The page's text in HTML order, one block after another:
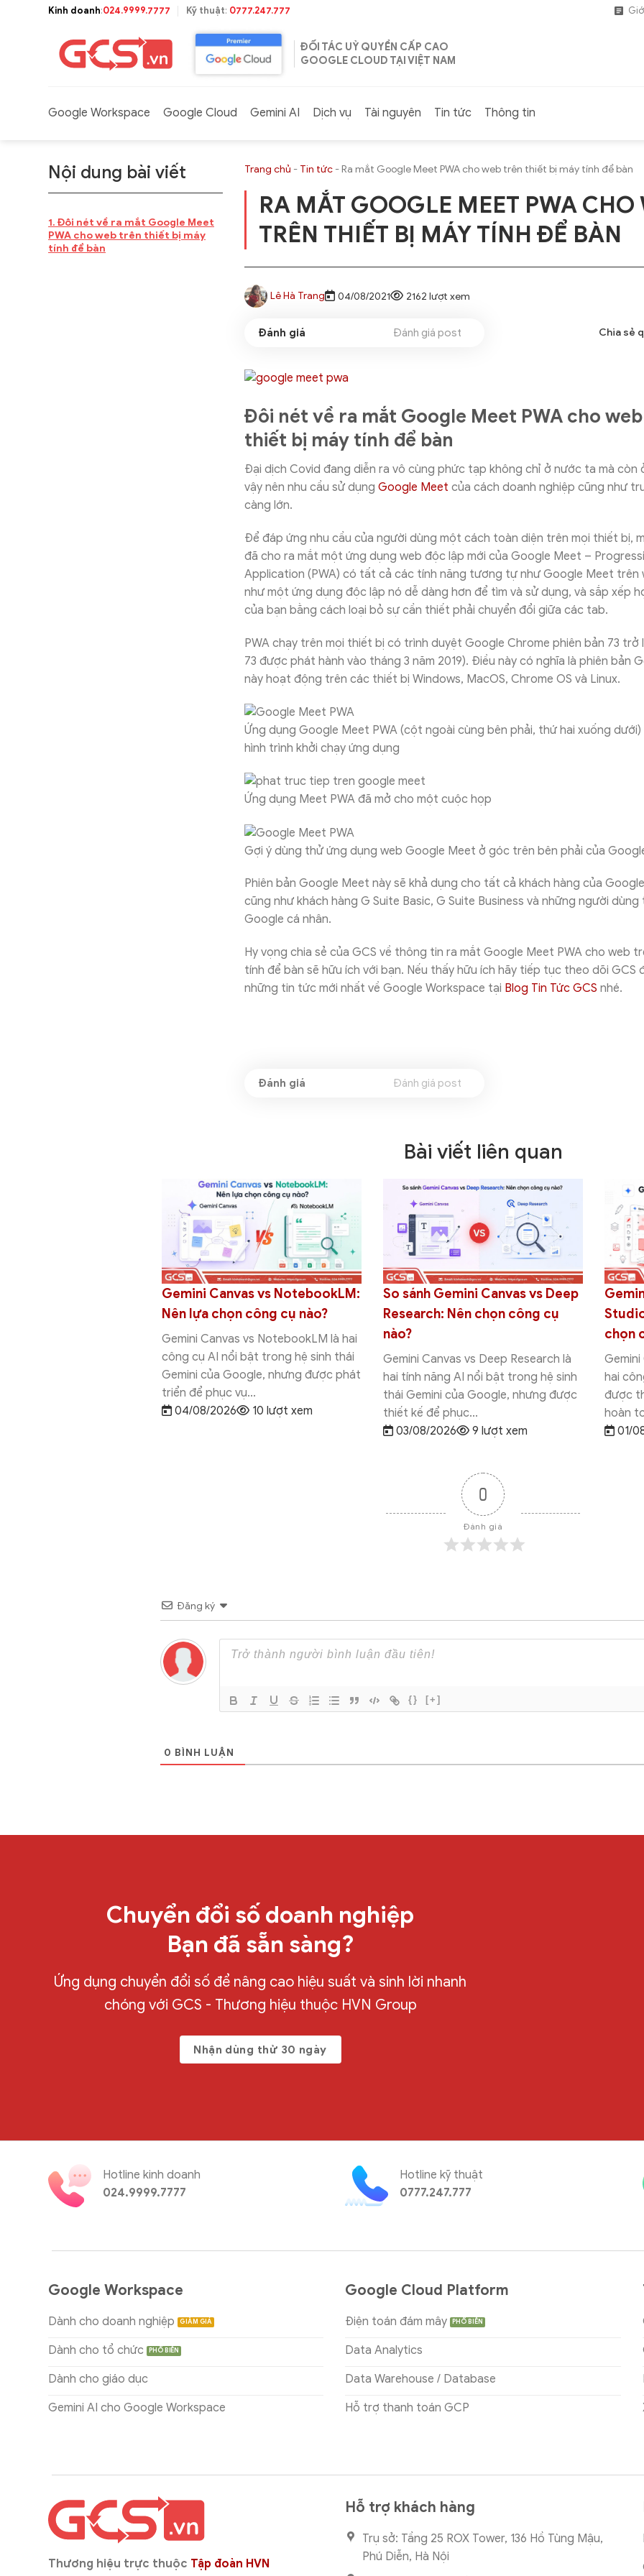
Kinh doanh:024.9999.7777 Kỹ thuật: 0777.247.777
ĐỐI TÁC UỶ QUYỀN CẤP CAO
GOOGLE CLOUD TẠI VIỆT NAM
Google Workspace Google Cloud Gemini AI Dịch vụ Tài nguyên Tin tức Thông tin
Nội dung bài viết
Đôi nét về ra mắt Google Meet
PWA cho web trên thiết bị máy
tính để bàn
Trang chủ - Tin tức-Ra mắt Google Meet PWA cho web trên thiết bị máy tính để bàn
RA MẮT GOOGLE MEET PWA CHO
TRÊN THIẾT BỊ MÁY TÍNH ĐỂ BÀN
Lê Hà Trang 04/08/2021 2162 lượt xem
Đánh giá post Chia sẻ
Đôi nét về ra mắt Google Meet PWA cho
thiết bị máy tính để bàn
Đại dịch Covid đang diễn ra vô cùng phức tạp không chỉ ở nước ta mà còn
vậy nên nhu cầu sử dụng Google Meet của cách doanh nghiệp cũng như
càng lớn.
Để đáp ứng nhu cầu của người dùng một cách toàn diện trên mọi thiết bị,
đã cho ra mắt một ứng dụng web độc lập mới của Google Meet –
Application (PWA) có tất cả các tính năng tương tự như Google Meet trên
như một ứng dụng độc lập nó dễ dàng hơn để tìm và sử dụng, và sắp xếp
của bạn bằng cách loại bỏ sự cần thiết phải chuyển đổi giữa các tab.
PWA chạy trên mọi thiết bị có trình duyệt Google Chrome phiên bản 73 trở
73 được phát hành vào tháng 3 năm 2019). Điều này có nghĩa là phiên bản
này hoạt động trên các thiết bị Windows, MacOS, Chrome OS và Linux.
Ứng dụng Google Meet PWA (cột ngoài cùng bên phải, thứ hai xuống
hình trình khởi chạy ứng dụng
Ứng dụng Meet PWA đã mở cho một cuộc họp
Gợi ý dùng thử ứng dụng web Google Meet ở góc trên bên phải của
Phiên bản Google Meet này sẽ khả dụng cho tất cả khách hàng của
cũng như khách hàng G Suite Basic, G Suite Business và những người dùng
Google cá nhân.
Hy vọng chia sẻ của GCS về thông tin ra mắt Google Meet PWA cho web
tính để bàn sẽ hữu ích với bạn. Nếu thấy hữu ích hãy tiếp tục theo dõi GCS
những tin tức mới nhất về Google Workspace tại Blog Tin Tức GCS nhé.
Đánh giá post
Bài viết liên quan
Gemini Canvas vs Google AI
Studio: Khác nhau ở đâu và nên
chọn công cụ nào?
Gemini Canvas vs Google AI Studio là
hai công cụ AI của Google nhưng
được thiết kế cho những mục đích
hoàn toàn khác nhau....
Hướng dẫn cách thêm Template
vào Google Sheets chi tiết từ
A-Z
Thêm Template vào Google Sheets là
cách đơn giản giúp bạn tạo bảng tính
chuyên nghiệp mà không cần thiết kế
từ đầu. Chỉ với...
31/07/2026
8 lượt xem
tính
và
tính
hợp
mang
30/
0
Đánh giá
Đăng ký
{} [+]
0 BÌNH LUẬN
Chuyển đổi số doanh nghiệp
Bạn đã sẵn sàng?
Ứng dụng chuyển đổi số để nâng cao hiệu suất và sinh lời nhanh
chóng với GCS - Thương hiệu thuộc HVN Group
Nhận dùng thử 30 ngày
Hotline kinh doanh
024.9999.7777
Hotline kỹ thuật
0777.247.777
Google Workspace
Dành cho doanh nghiệp
Dành cho tổ chức
Dành cho giáo dục
Gemini AI cho Google Workspace
Google Cloud Platform
Điện toán đám mây
Data Analytics
Data Warehouse / Database
Hỗ trợ thanh toán GCP
Thương hiệu trực thuộc Tập đoàn HVN
Hỗ trợ khách hàng
Trụ sở: Tầng 25 ROX Tower, 136 Hồ Tùng Mậu,
Phú Diễn, Hà Nội